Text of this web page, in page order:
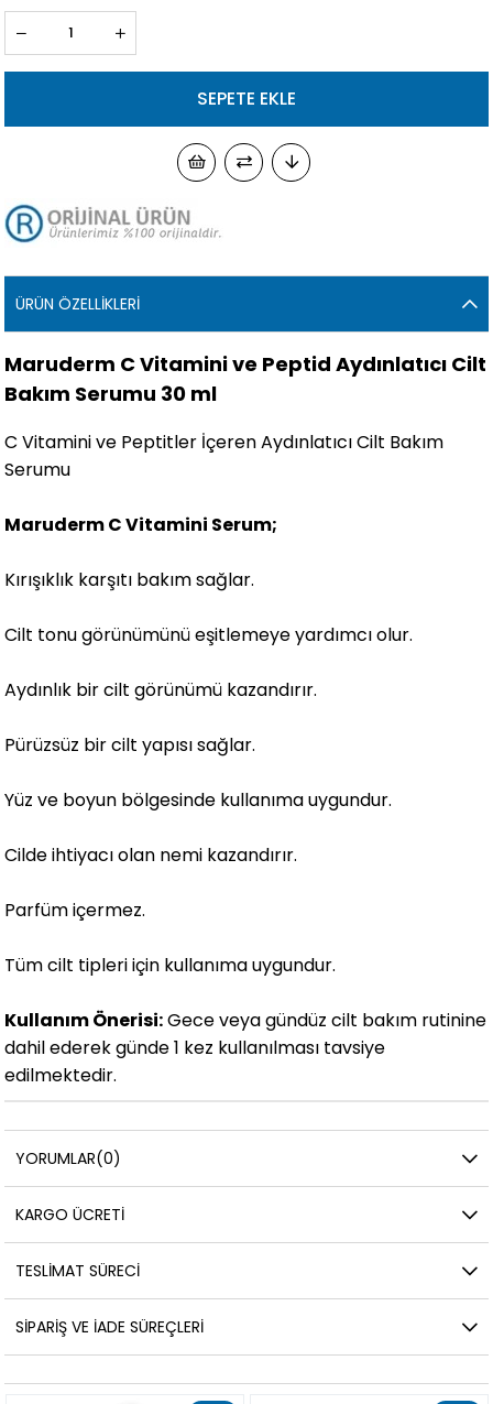
ÜRÜN ÖZELLIKLERI
Maruderm C Vitamini ve Peptid Aydınlatıcı Cilt
Bakım Serumu 30 ml
C Vitamini ve Peptitler İçeren Aydınlatıcı Cilt Bakım
Serumu
Maruderm C Vitamini Serum;
Kırışıklık karşıtı bakım sağlar.
Cilt tonu görünümünü eşitlemeye yardımcı olur.
Aydınlık bir cilt görünümü kazandırır.
Pürüzsüz bir cilt yapısı sağlar.
Yüz ve boyun bölgesinde kullanıma uygundur.
Cilde ihtiyacı olan nemi kazandırır.
Parfüm içermez.
Tüm cilt tipleri için kullanıma uygundur.
Kullanım Önerisi:Gece veya gündüz cilt bakım rutinine
dahil ederek günde 1 kez kullanılması tavsiye
edilmektedir.
YORUMLAR(0)
KARGO ÜCRETI
TESLIMAT SÜRECI
SIPARIŞ VE İADE SÜREÇLERI